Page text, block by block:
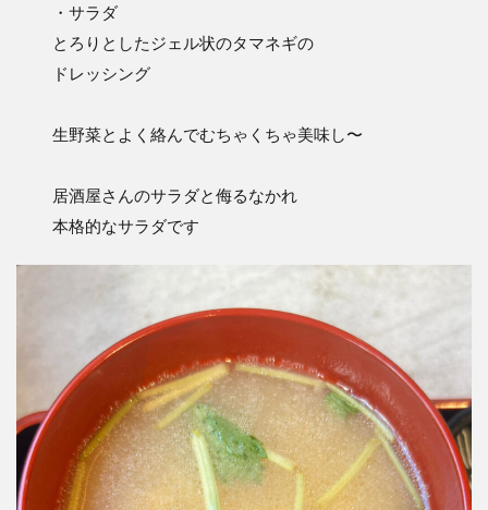
・サラダ
とろりとしたジェル状のタマネギの
ドレッシング
生野菜とよく絡んでむちゃくちゃ美味し〜
居酒屋さんのサラダと侮るなかれ
本格的なサラダです